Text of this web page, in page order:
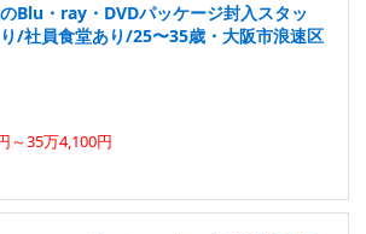
Blu・ray・DVDパッケージ封入スタッ
/社員食堂あり/25〜35歳・大阪市浪速区
～35万4,100円